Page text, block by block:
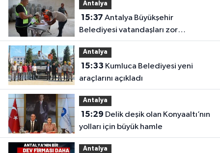
Antalya
15:37
Belediyesi vatandaşları zor
gününde yalnız bırakmadı
Antalya
15:33
araçlarını açıkladı
Antalya
15:29
yolları için büyük hamle
Antalya